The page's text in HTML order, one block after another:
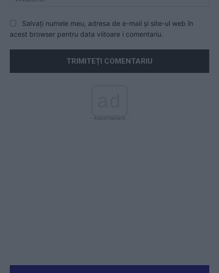
Salvați numele meu, adresa de e-mail și site-ul web în
acest browser pentru data viitoare i comentariu.
- Advertisment -